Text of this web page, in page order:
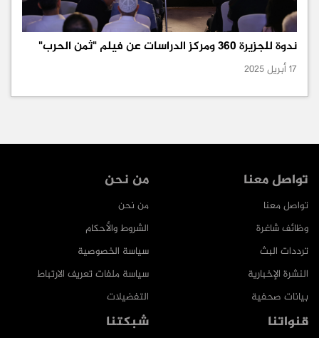
ندوة للجزيرة 360 ومركز الدراسات عن فيلم "ثمن الحرب"
17 أبريل 2025
من نحن
من نحن
الشروط والأحكام
سياسة الخصوصية
سياسة ملفات تعريف الارتباط
التفضيلات
تواصل معنا
تواصل معنا
وظائف شاغرة
ترددات البث
النشرة الإخبارية
بيانات صحفية
شبكتنا قنواتنا